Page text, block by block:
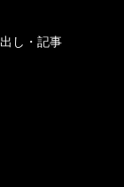
し・記事